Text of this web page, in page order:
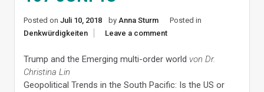
Posted on Juli 10, 2018 by Anna Sturm
Posted in
Denkwürdigkeiten
Leave a comment
Trump and the Emerging multi-order world von Dr.
Christina Lin
Geopolitical Trends in the South Pacific: Is the US or